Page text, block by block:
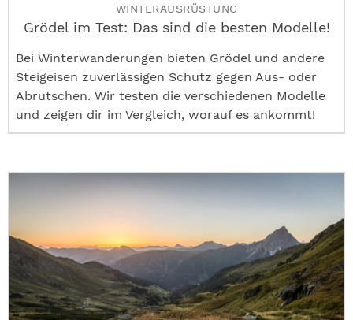
WINTERAUSRÜSTUNG
Grödel im Test: Das sind die besten Modelle!
Bei Winterwanderungen bieten Grödel und andere
Steigeisen zuverlässigen Schutz gegen Aus- oder
Abrutschen. Wir testen die verschiedenen Modelle
und zeigen dir im Vergleich, worauf es ankommt!